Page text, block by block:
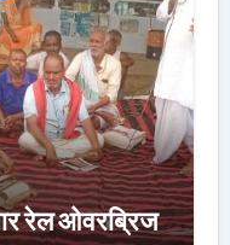
रेल ओवरब्रिज